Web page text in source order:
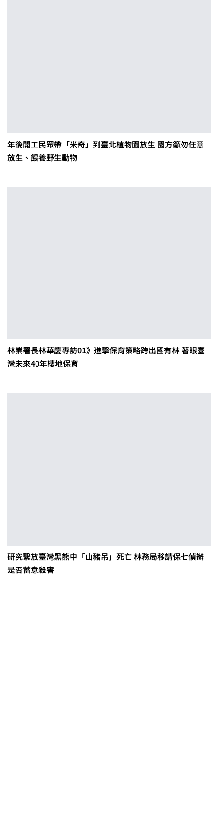
年後開工民眾帶「米奇」到臺北植物園放生 園方籲勿任意
放生、餵養野生動物
林業署長林華慶專訪01》進擊保育策略跨出國有林 著眼臺
灣未來40年棲地保育
研究繫放臺灣黑熊中「山豬吊」死亡 林務局移請保七偵辦
是否蓄意殺害